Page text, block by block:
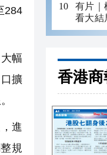
284
幅
擴
進
規
有片｜
看大結
谷 不
香港